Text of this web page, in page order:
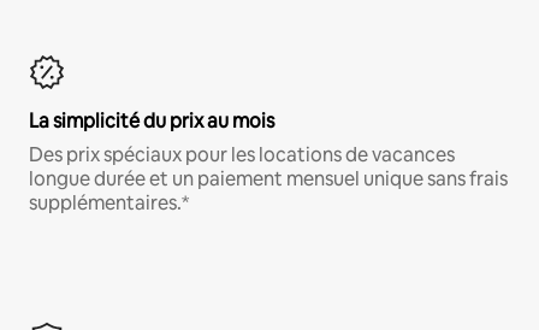
La simplicité du prix au mois
Des prix spéciaux pour les locations de vacances
longue durée et un paiement mensuel unique sans frais
supplémentaires.*